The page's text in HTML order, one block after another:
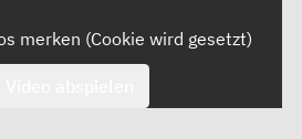
merken (Cookie wird gesetzt)